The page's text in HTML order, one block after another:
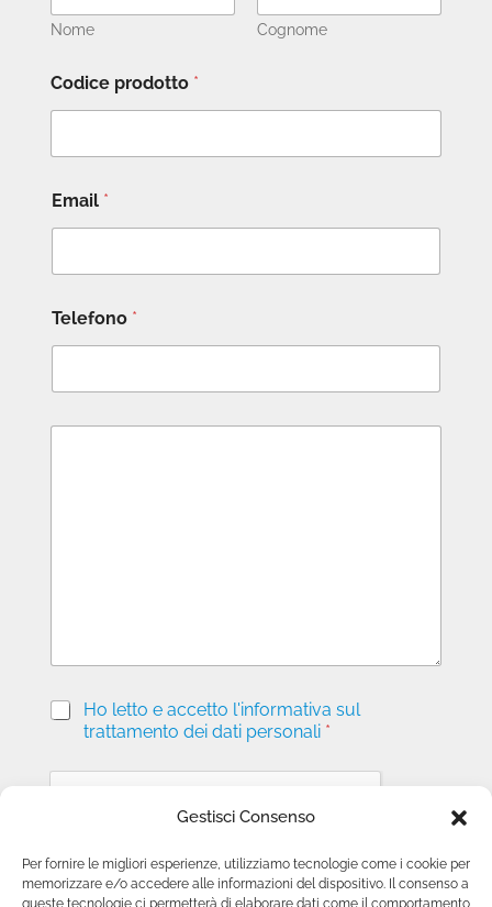
Gestisci Consenso
Per fornire le migliori esperienze, utilizziamo tecnologie come i cookie per
memorizzare e/o accedere alle informazioni del dispositivo. Il consenso a
queste tecnologie ci permetterà di elaborare dati come il comportamento
Nome Cognome
Codice prodotto *
Email *
Telefono *
M
P
v
a
*
Ho letto e accetto l'informativa sul
trattamento dei dati personali *
Invia richiesta